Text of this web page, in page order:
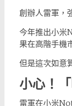
創辦人雷軍，
今年推出小米
果在高階手機
但是這次如意
小心！
雷軍在小米